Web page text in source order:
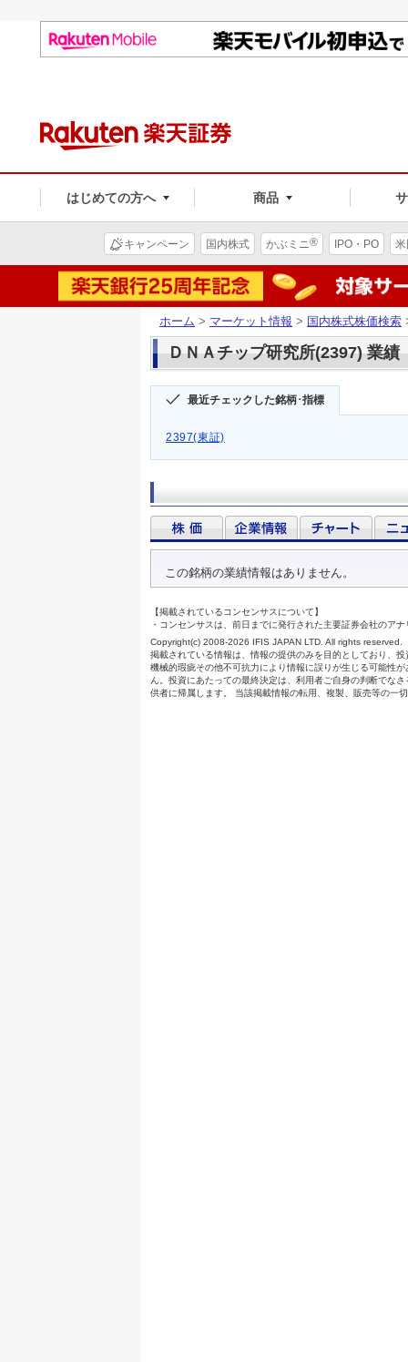
はじめての方へ 商品
キャンペーン 国内株式 かぶミニ® IPO・PO
ホーム > マーケット情報 > 国内株式株価検索
ＤＮＡチップ研究所(2397) 業績
最近チェックした銘柄･指標
2397(東証)